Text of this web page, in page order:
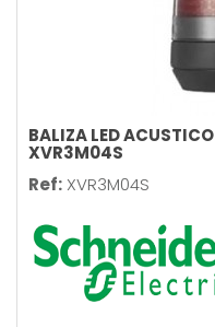
BALIZA LED
XVR3M04S
Ref: XVR3M04S